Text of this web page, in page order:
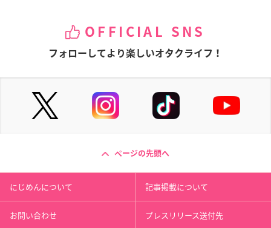
OFFICIAL SNS
フォローしてより楽しいオタクライフ！
ページの先頭へ
にじめんについて 記事掲載について
お問い合わせ プレスリリース送付先